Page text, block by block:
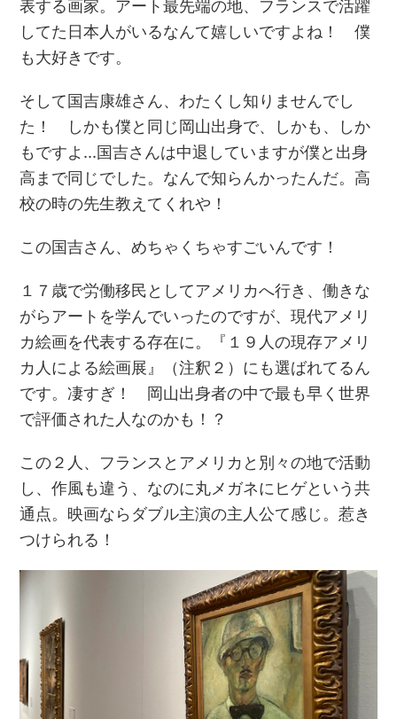
表する画家。アート最先端の地、フランスで活躍
してた日本人がいるなんて嬉しいですよね！ 僕
も大好きです。
そして国吉康雄さん、わたくし知りませんでし
た！ しかも僕と同じ岡山出身で、しかも、しか
もですよ…国吉さんは中退していますが僕と出身
高まで同じでした。なんで知らんかったんだ。高
校の時の先生教えてくれや！
この国吉さん、めちゃくちゃすごいんです！
１７歳で労働移民としてアメリカへ行き、働きな
がらアートを学んでいったのですが、現代アメリ
カ絵画を代表する存在に。『１９人の現存アメリ
カ人による絵画展』（注釈２）にも選ばれてるん
です。凄すぎ！ 岡山出身者の中で最も早く世界
で評価された人なのかも！？
この２人、フランスとアメリカと別々の地で活動
し、作風も違う、なのに丸メガネにヒゲという共
通点。映画ならダブル主演の主人公て感じ。惹き
つけられる！